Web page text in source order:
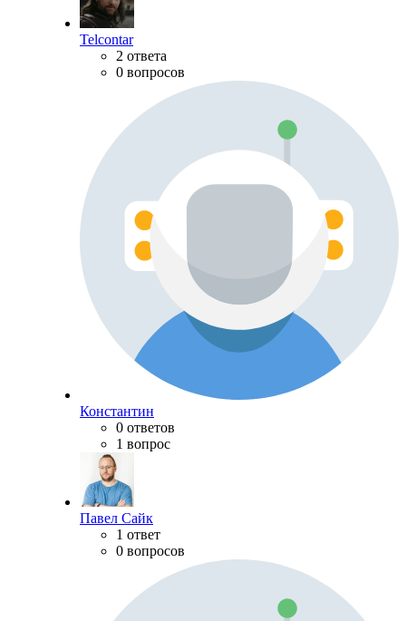
Telcontar
2 ответа
0 вопросов
Константин
0 ответов
1 вопрос
Павел Сайк
1 ответ
0 вопросов